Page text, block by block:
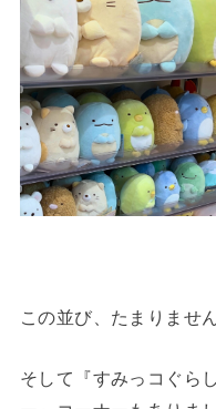
この並び、たまりませ
そして『すみっコぐら